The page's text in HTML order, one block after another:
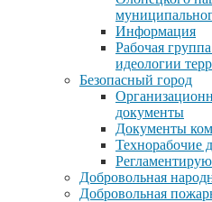
Информация
Рабочая
идеологии
Безопасный город
документы
Документы
Технорабочие
Добровольная
Добровольная